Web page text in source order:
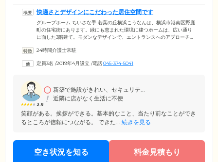
快適さとデザインにこだわった居住空間です
グループホーム ちいさな手 若葉の丘横浜こうなんは、横浜市港南区野庭
町の住宅街にあります。緑にも恵まれた環境に建つホームは、広い通り
に面した3階建て。モダンなデザインで、エントランスへのアプローチに
子は通りから見えにくい構造に工夫。駐車場を設け、ご家族様のご来訪
ド・エアコン・収納を完備。壁にしっくいを用いた、通気性のよいお部
24時間介護士常駐
定員3名 /2019年4月設立 /電話045-374-5041
3.8
新築で施設がきれい、セキュリテ...
近隣に店がなく生活に不便
笑顔がある。挨拶ができる。基本的なこと、当たり前なことができ
るところが信頼につながる。 できた... 続きを見る
空き状況を知る 料金見積もり